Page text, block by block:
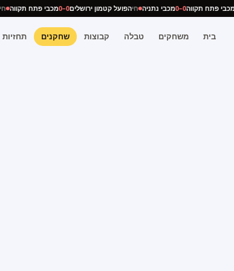
חימכבי פתח תקווה0–0 מכבי נתניה חיהפועל קטמון ירושלים0–0 מכבי פתח תקווה
בית משחקים טבלה קבוצות שחקנים תחזיות